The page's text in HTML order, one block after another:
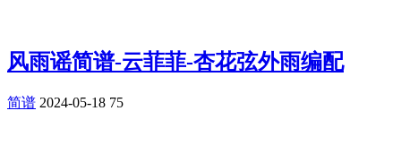
风雨谣简谱-云菲菲-杏花弦外雨编配
简谱 2024-05-18 75